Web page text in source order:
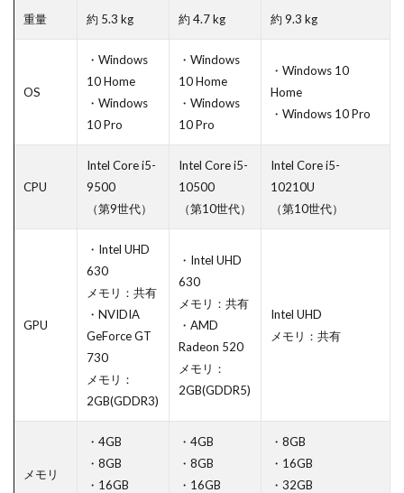
重量 約 5.3 kg 約 4.7 kg 約 9.3 kg
OS
・Windows
10 Home
・Windows
10 Pro
・Windows
10 Home
・Windows
10 Pro
・Windows 10
Home
・Windows 10 Pro
CPU
Intel Core i5-
9500
（第9世代）
Intel Core i5-
10500
（第10世代）
Intel Core i5-
10210U
（第10世代）
GPU
・Intel UHD
630
メモリ：共有
・NVIDIA
GeForce GT
730
メモリ：
2GB(GDDR3)
・Intel UHD
630
メモリ：共有
・AMD
Radeon 520
メモリ：
2GB(GDDR5)
Intel UHD
メモリ：共有
メモリ
・4GB
・8GB
・16GB
・4GB
・8GB
・16GB
・8GB
・16GB
・32GB